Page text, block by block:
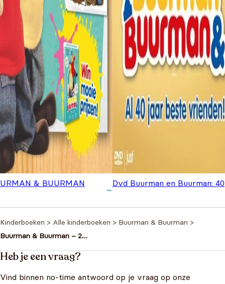
& BUURMAN
Dvd Buurman en Buurman: 40
Kinderboeken > Alle kinderboeken > Buurman & Buurman >
Buurman & Buurman – 2
Speeltuin – Harde Kaft
Heb je een vraag?
Vind binnen no-time antwoord op je vraag op onze